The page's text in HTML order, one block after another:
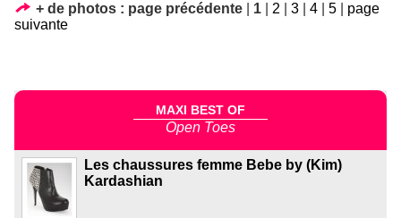
+ de photos : page précédente 1 2 3 4 5
page
suivante
MAXI BEST OF
Open Toes
Les chaussures femme Bebe by (Kim)
Kardashian